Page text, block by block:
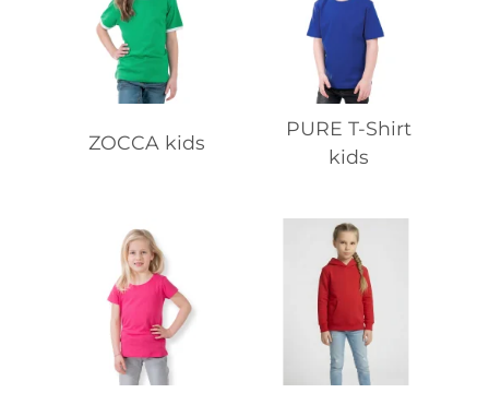
ZOCCA kids
PURE T-Shirt
kids